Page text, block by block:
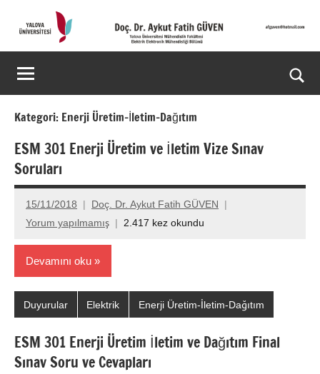
Doç.
Dr.
Aykut
Fatih
GÜVEN-
World's
top
2%
scientists
2025
Web
Sitesi
Kategori: Enerji Üretim-İletim-Dağıtım
ESM 301 Enerji Üretim ve İletim Vize Sınav
Soruları
15/11/2018
Doç. Dr. Aykut Fatih GÜVEN
Yorum yapılmamış
2.417 kez okundu
Devamını oku
Duyurular Elektrik Enerji Üretim-İletim-Dağıtım
ESM 301 Enerji Üretim İletim ve Dağıtım Final
Sınav Soru ve Cevapları